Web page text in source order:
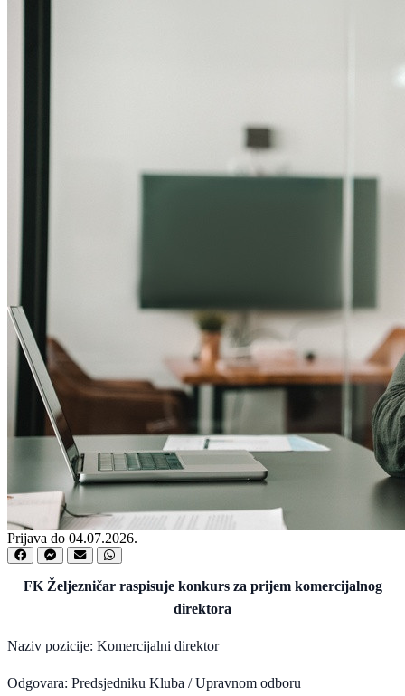
Prijava do 04.07.2026.
FK Željezničar raspisuje konkurs za prijem komercijalnog
direktora
Naziv pozicije: Komercijalni direktor
Odgovara: Predsjedniku Kluba / Upravnom odboru